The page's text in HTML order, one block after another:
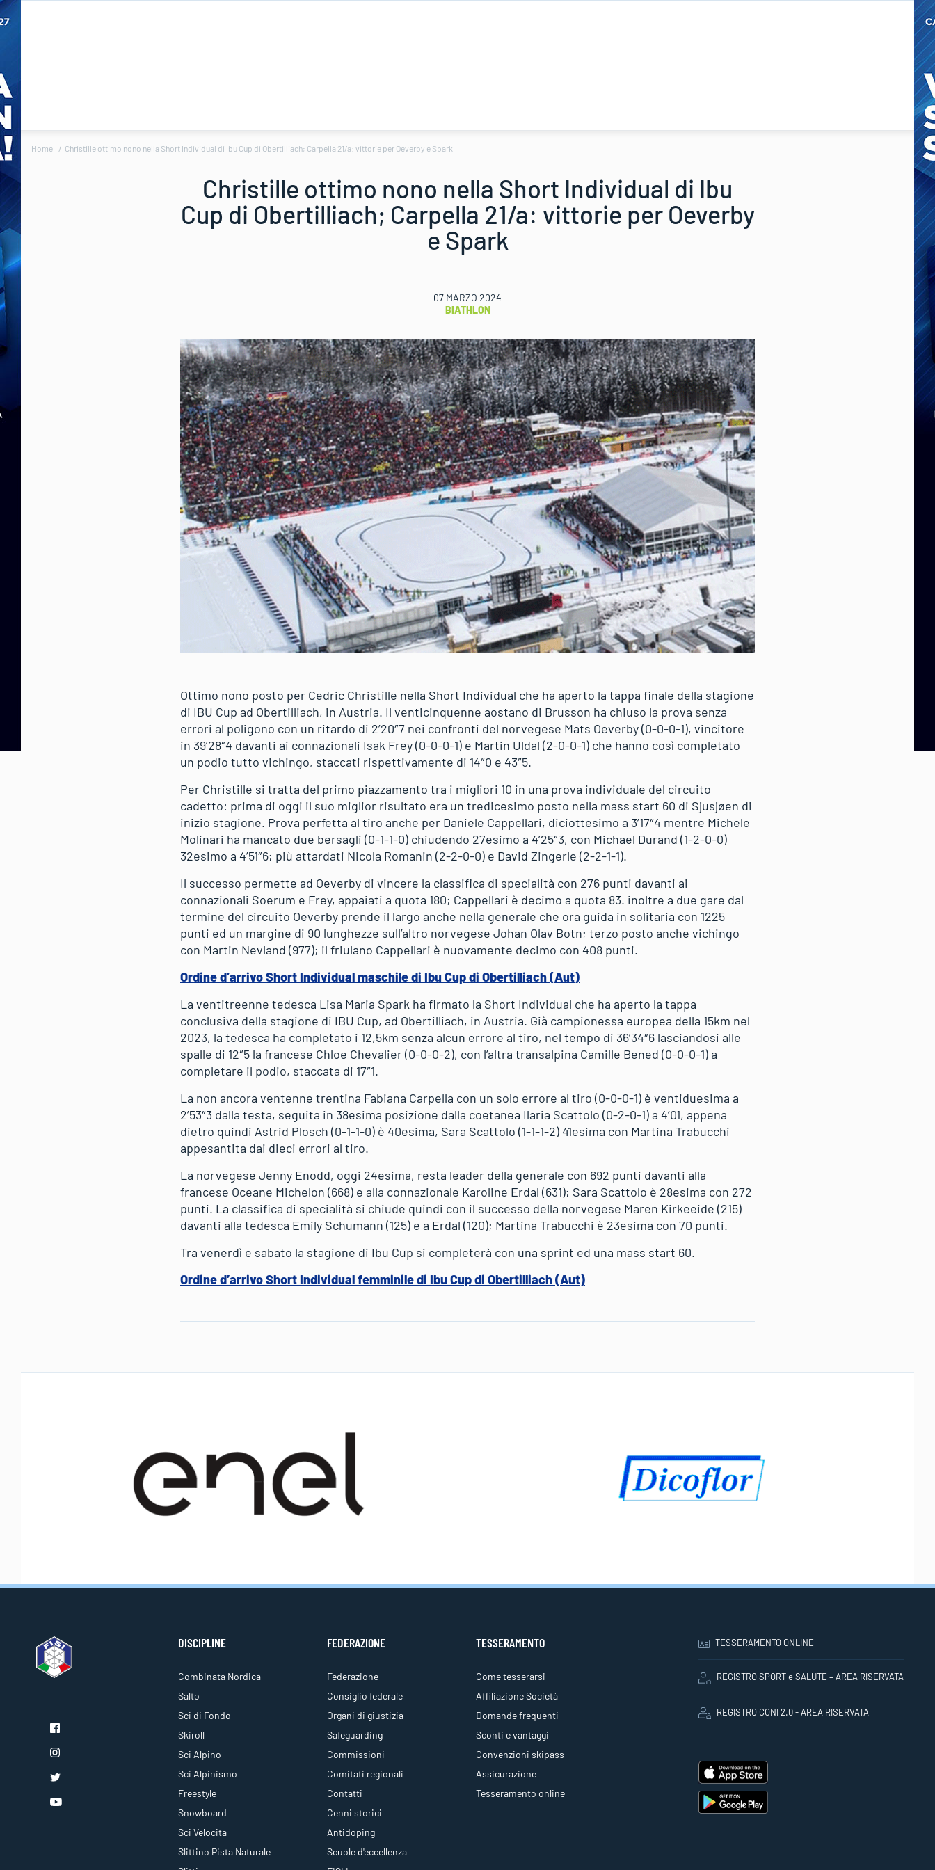
Home Christille ottimo nono nella Short Individual di Ibu Cup di Obertilliach; Carpella 21/a: vittorie per Oeverby e Spark
Christille ottimo nono nella Short Individual di Ibu
Cup di Obertilliach; Carpella 21/a: vittorie per Oeverby
e Spark
07 MARZO 2024
BIATHLON
Ottimo nono posto per Cedric Christille nella Short Individual che ha aperto la tappa finale della stagione
di IBU Cup ad Obertilliach, in Austria. Il venticinquenne aostano di Brusson ha chiuso la prova senza
errori al poligono con un ritardo di 2’20″7 nei confronti del norvegese Mats Oeverby (0-0-0-1), vincitore
in 39’28″4 davanti ai connazionali Isak Frey (0-0-0-1) e Martin Uldal (2-0-0-1) che hanno così completato
un podio tutto vichingo, staccati rispettivamente di 14″0 e 43″5.
Per Christille si tratta del primo piazzamento tra i migliori 10 in una prova individuale del circuito
cadetto: prima di oggi il suo miglior risultato era un tredicesimo posto nella mass start 60 di Sjusjøen di
inizio stagione. Prova perfetta al tiro anche per Daniele Cappellari, diciottesimo a 3’17″4 mentre Michele
Molinari ha mancato due bersagli (0-1-1-0) chiudendo 27esimo a 4’25″3, con Michael Durand (1-2-0-0)
32esimo a 4’51″6; più attardati Nicola Romanin (2-2-0-0) e David Zingerle (2-2-1-1).
Il successo permette ad Oeverby di vincere la classifica di specialità con 276 punti davanti ai
connazionali Soerum e Frey, appaiati a quota 180; Cappellari è decimo a quota 83. inoltre a due gare dal
termine del circuito Oeverby prende il largo anche nella generale che ora guida in solitaria con 1225
punti ed un margine di 90 lunghezze sull’altro norvegese Johan Olav Botn; terzo posto anche vichingo
con Martin Nevland (977); il friulano Cappellari è nuovamente decimo con 408 punti.
Ordine d’arrivo Short Individual maschile di Ibu Cup di Obertilliach (Aut)
La ventitreenne tedesca Lisa Maria Spark ha firmato la Short Individual che ha aperto la tappa
conclusiva della stagione di IBU Cup, ad Obertilliach, in Austria. Già campionessa europea della 15km nel
2023, la tedesca ha completato i 12,5km senza alcun errore al tiro, nel tempo di 36’34″6 lasciandosi alle
spalle di 12″5 la francese Chloe Chevalier (0-0-0-2), con l’altra transalpina Camille Bened (0-0-0-1) a
completare il podio, staccata di 17″1.
La non ancora ventenne trentina Fabiana Carpella con un solo errore al tiro (0-0-0-1) è ventiduesima a
2’53″3 dalla testa, seguita in 38esima posizione dalla coetanea Ilaria Scattolo (0-2-0-1) a 4’01, appena
dietro quindi Astrid Plosch (0-1-1-0) è 40esima, Sara Scattolo (1-1-1-2) 41esima con Martina Trabucchi
appesantita dai dieci errori al tiro.
La norvegese Jenny Enodd, oggi 24esima, resta leader della generale con 692 punti davanti alla
francese Oceane Michelon (668) e alla connazionale Karoline Erdal (631); Sara Scattolo è 28esima con 272
punti. La classifica di specialità si chiude quindi con il successo della norvegese Maren Kirkeeide (215)
davanti alla tedesca Emily Schumann (125) e a Erdal (120); Martina Trabucchi è 23esima con 70 punti.
Tra venerdì e sabato la stagione di Ibu Cup si completerà con una sprint ed una mass start 60.
Ordine d’arrivo Short Individual femminile di Ibu Cup di Obertilliach (Aut)
DISCIPLINE
Combinata Nordica
Salto
Sci di Fondo
Skiroll
Sci Alpino
Sci Alpinismo
Freestyle
Snowboard
Sci Velocita
Slittino Pista Naturale
FEDERAZIONE
Federazione
Consiglio federale
Organi di giustizia
Safeguarding
Commissioni
Comitati regionali
Contatti
Cenni storici
Antidoping
Scuole d'eccellenza
TESSERAMENTO
Come tesserarsi
Affiliazione Società
Domande frequenti
Sconti e vantaggi
Convenzioni skipass
Assicurazione
Tesseramento online
TESSERAMENTO ONLINE
REGISTRO SPORT e SALUTE – AREA RISERVATA
REGISTRO CONI 2.0 - AREA RISERVATA